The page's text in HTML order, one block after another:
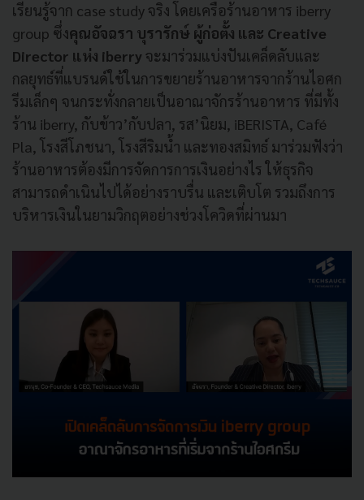
เรียนรู้จาก case study จริง โดยเครือร้านอาหาร iberry
group ซึ่งคุณอัจฉรา บุรารักษ์ ผู้ก่อตั้ง และ Creative
Director แห่ง iberry จะมาร่วมแบ่งปันเคล็ดลับและ
กลยุทธ์ที่แบรนด์ใช้ในการขยายร้านอาหารจากร้านไอศก
รีมเล็กๆ จนกระทั่งกลายเป็นอาณาจักรร้านอาหาร ที่มีทั้ง
ร้าน iberry, กับข้าว’กับปลา, รส’นิยม, iBERISTA, Café
Pla, โรงสีโภชนา, โรงสีริมน้ำ และทองสมิทธ์ มาร่วมฟังว่า
ร้านอาหารต้องมีการจัดการการเงินอย่างไร ให้ธุรกิจ
สามารถดำเนินไปได้อย่างราบรื่น และเติบโต รวมถึงการ
บริหารเงินในยามวิกฤตอย่างช่วงโควิดที่ผ่านมา